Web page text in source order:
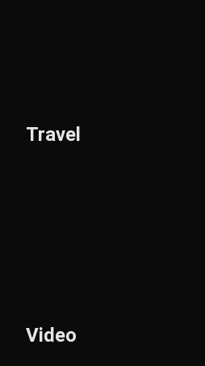
Travel
Video